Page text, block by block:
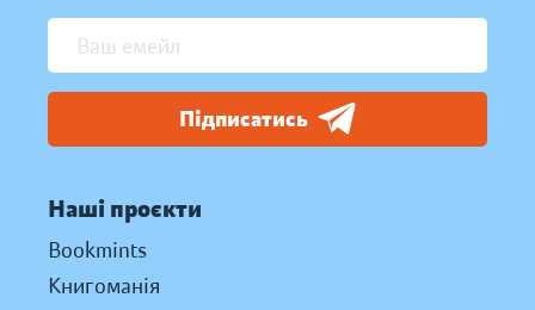
Підписатись
Наші проєкти
Bookmints
Книгоманія